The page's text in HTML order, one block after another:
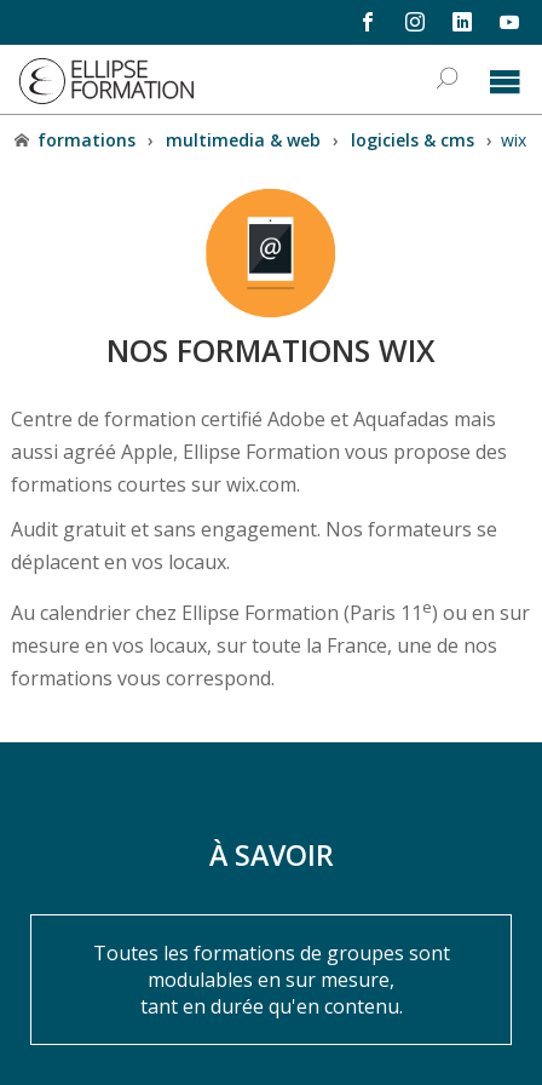
formations › multimedia & web › logiciels & cms › wix
NOS FORMATIONS WIX
Centre de formation certifié Adobe et Aquafadas mais
aussi agréé Apple, Ellipse Formation vous propose des
formations courtes sur wix.com.
Audit gratuit et sans engagement. Nos formateurs se
déplacent en vos locaux.
Au calendrier chez Ellipse Formation (Paris 11 e) ou en sur
mesure en vos locaux, sur toute la France, une de nos
formations vous correspond.
À SAVOIR
Toutes les formations de groupes sont
modulables en sur mesure,
tant en durée qu'en contenu.